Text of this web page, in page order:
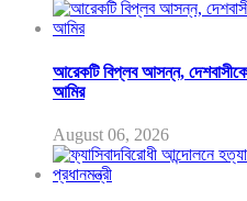
আরেকটি বিপ্লব আসন্ন,
আমির
August 06, 2026